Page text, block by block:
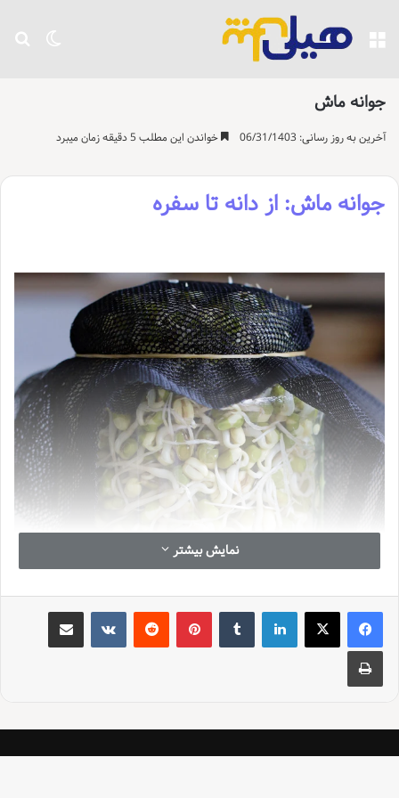
تغییر منو
جوانه ماش
آخرین به روز رسانی: 06/31/1403 خواندن این مطلب 5 دقیقه زمان میبرد
جوانه ماش: از دانه تا سفره
نمایش بیشتر
لینکدین ‫تامبلر ‫پین‌ترست‫رددیت ‫VKontakteاشتراک گذاری از طریق ایمیل
چاپ